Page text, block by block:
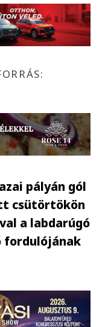
pályán gól
csütörtökön
a labdarúgó
fordulójának